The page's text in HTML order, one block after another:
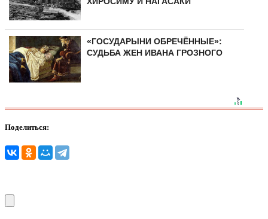
«ГОСУДАРЫНИ ОБРЕЧЁННЫЕ»:
СУДЬБА ЖЕН ИВАНА ГРОЗНОГО
Поделиться: